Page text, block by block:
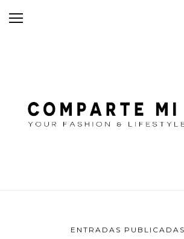
ENTRADAS